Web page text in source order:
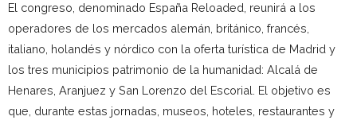
El congreso, denominado España Reloaded, reunirá a los
operadores de los mercados alemán, británico, francés,
italiano, holandés y nórdico con la oferta turística de Madrid y
los tres municipios patrimonio de la humanidad: Alcalá de
Henares, Aranjuez y San Lorenzo del Escorial. El objetivo es
que, durante estas jornadas, museos, hoteles, restaurantes y